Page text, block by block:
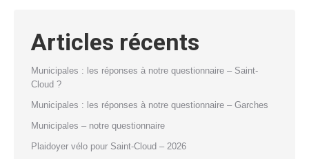
Articles récents
Municipales : les réponses à notre questionnaire – Saint-
Cloud ?
Municipales : les réponses à notre questionnaire – Garches
Municipales – notre questionnaire
Plaidoyer vélo pour Saint-Cloud – 2026